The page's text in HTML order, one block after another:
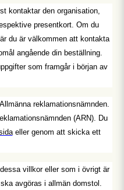
kontaktar den organisation,
presentkort. Om du
du är välkommen att kontakta
angående din beställning.
som framgår i början av
reklamationsnämnden.
(ARN). Du
eller genom att skicka ett
villkor eller som i övrigt är
avgöras i allmän domstol.